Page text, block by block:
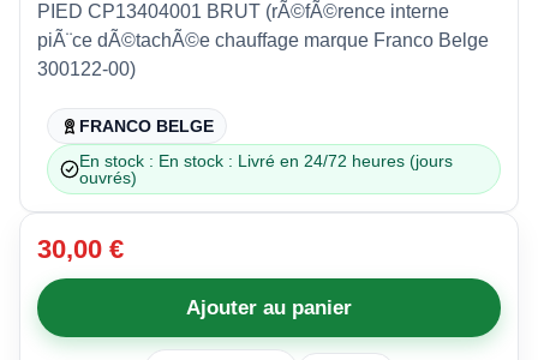
PIED CP13404001 BRUT (rÃ©fÃ©rence interne
piÃ¨ce dÃ©tachÃ©e chauffage marque Franco Belge
300122-00)
FRANCO BELGE
En stock : En stock : Livré en 24/72 heures (jours
ouvrés)
30,00 €
Ajouter au panier